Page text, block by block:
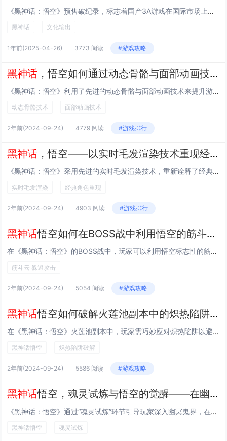
《黑神话：悟空》预售破纪录，标志着国产3A游戏在国际市场上的文化输出潜力巨大。这款游戏以中国古典名著《西游记》为背景，结合现代化的游戏设计与视觉效果，展现了中华文化的独特魅力。其高质量的制作水平和深度剧情赢得了全球玩家的关注与期待。通过将传...
黑神话 文化输出
1年前(2025-04-26) 3773 阅读 #游戏攻略
黑神话 ，悟空如何通过动态骨骼与面部动画技术增强角色表演？
《黑神话：悟空》利用了先进的动态骨骼与面部动画技术来提升游戏角色的表演真实度。通过动态骨骼系统，角色的动作更加自然流畅，能够实现复杂且精准的身体运动。而面部动画技术则捕捉并再现了演员微妙的表情变化，使得悟空等角色在情感表达上更为细腻和生动，...
动态骨骼技术 面部动画技术
2年前(2024-09-24) 4779 阅读 #游戏排行
黑神话 ，悟空——以实时毛发渲染技术重现经典角色的辉煌
《黑神话：悟空》采用先进的实时毛发渲染技术，重新诠释了经典角色孙悟空。这一技术使得悟空的形象更加逼真细腻，每一根毛发都栩栩如生，极大地提升了游戏的视觉效果和沉浸感。玩家可以在游戏中体验到前所未有的流畅动作与震撼画面，感受传统神话故事与现代科...
实时毛发渲染 经典角色重现
2年前(2024-09-24) 4903 阅读 #游戏排行
黑神话悟空如何在BOSS战中利用悟空的筋斗云快速躲避致命攻击
在《黑神话：悟空》的BOSS战中，玩家可以利用悟空标志性的筋斗云技能来迅速躲避敌人致命的攻击。筋斗云不仅让角色移动速度大幅提升，还可以实现空中快速变向，这在面对强大BOSS时尤其关键。通过精准判断BOSS攻击模式并及时使用筋斗云闪避，玩家能...
筋斗云 躲避攻击
2年前(2024-09-24) 5054 阅读 #游戏攻略
黑神话悟空如何破解火莲池副本中的炽热陷阱，避免持续火焰伤害
在《黑神话：悟空》火莲池副本中，玩家需巧妙应对炽热陷阱以避免持续火焰伤害。关键是利用环境元素或特殊技能。可以寻找水池或冰泉暂时解除灼烧效果，使用特定技能如召唤冰盾、水系法术等也能有效缓解伤害。保持移动避免长时间暴露于火焰之中，并迅速解决释放...
黑神话悟空 炽热陷阱破解
2年前(2024-09-24) 5586 阅读 #游戏攻略
黑神话悟空，魂灵试炼与悟空的觉醒——在幽冥鬼界中解锁隐藏技能
《黑神话：悟空》通过“魂灵试炼”环节引导玩家深入幽冥鬼界，在挑战重重困难的同时逐步解锁隐藏技能。此部分内容不仅考验玩家的操作技巧，还以丰富的故事情节增强游戏体验，让玩家伴随角色成长，最终实现悟空的觉醒。今天小白来给大家谈谈《黑神话悟空》如何...
黑神话悟空 魂灵试炼